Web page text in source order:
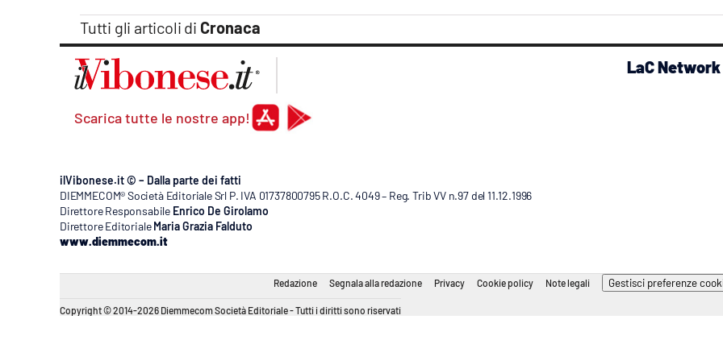
Tutti gli articoli di Cronaca
Scarica tutte le nostre app!
LaC Network
ilVibonese.it © – Dalla parte dei fatti
DIEMMECOM® Società Editoriale Srl P. IVA 01737800795 R.O.C. 4049 – Reg. Trib VV n.97 del 11.12.1996
Direttore Responsabile Enrico De Girolamo
Direttore Editoriale Maria Grazia Falduto
www.diemmecom.it
Redazione Segnala alla redazione Privacy Cookie policy Note legali Gestisci preferenze
Copyright © 2014-2026 Diemmecom Società Editoriale - Tutti i diritti sono riservati